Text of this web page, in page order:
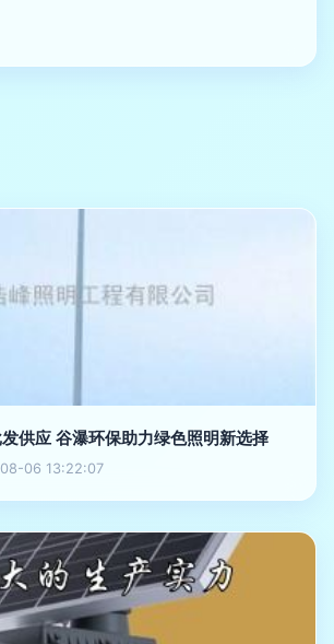
供应 谷瀑环保助力绿色照明新选择
06 13:22:07